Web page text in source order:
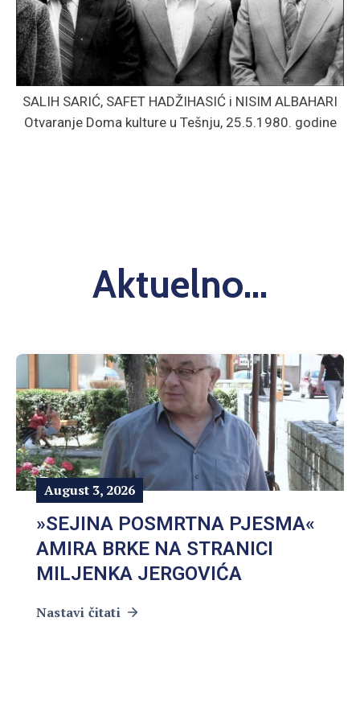
SALIH SARIĆ, SAFET HADŽIHASIĆ i NISIM ALBAHARI
Otvaranje Doma kulture u Tešnju, 25.5.1980. godine
Aktuelno...
August 3, 2026
»SEJINA POSMRTNA PJESMA«
AMIRA BRKE NA STRANICI
MILJENKA JERGOVIĆA
Nastavi čitati